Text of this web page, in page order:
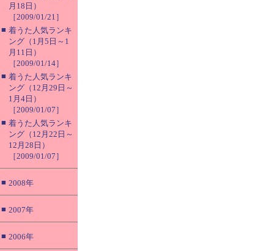
月18日）
［2009/01/21］
■ 着うた人気ランキ
ング（1月5日～1
月11日）
［2009/01/14］
■ 着うた人気ランキ
ング（12月29日～
1月4日）
［2009/01/07］
■ 着うた人気ランキ
ング（12月22日～
12月28日）
［2009/01/07］
■ 2008年
■ 2007年
■ 2006年